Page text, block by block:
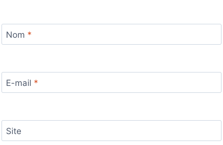
Nom *
E-mail *
Site